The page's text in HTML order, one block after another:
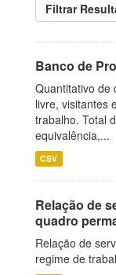
Filtrar
Banco de
Quantitativo de
livre, visitantes
trabalho. Total
equivalência,...
CSV
Relação de
quadro
Relação de
regime de